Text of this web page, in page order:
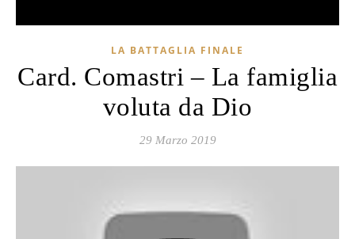
LA BATTAGLIA FINALE
Card. Comastri – La famiglia
voluta da Dio
29 Marzo 2019